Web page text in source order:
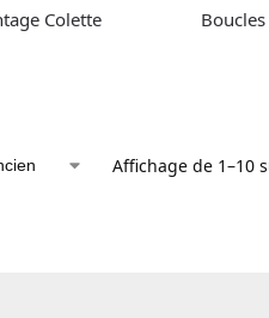
Colette
Affichage de 1–10